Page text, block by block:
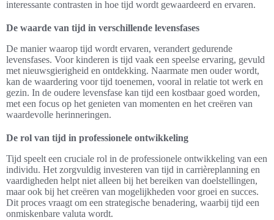
interessante contrasten in hoe tijd wordt gewaardeerd en ervaren.
De waarde van tijd in verschillende levensfases
De manier waarop tijd wordt ervaren, verandert gedurende
levensfases. Voor kinderen is tijd vaak een speelse ervaring, gevuld
met nieuwsgierigheid en ontdekking. Naarmate men ouder wordt,
kan de waardering voor tijd toenemen, vooral in relatie tot werk en
gezin. In de oudere levensfase kan tijd een kostbaar goed worden,
met een focus op het genieten van momenten en het creëren van
waardevolle herinneringen.
De rol van tijd in professionele ontwikkeling
Tijd speelt een cruciale rol in de professionele ontwikkeling van een
individu. Het zorgvuldig investeren van tijd in carrièreplanning en
vaardigheden helpt niet alleen bij het bereiken van doelstellingen,
maar ook bij het creëren van mogelijkheden voor groei en succes.
Dit proces vraagt om een strategische benadering, waarbij tijd een
onmiskenbare valuta wordt.